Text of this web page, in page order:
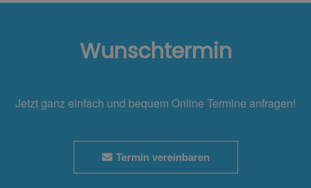
Wunschtermin
Jetzt ganz einfach und bequem Online Termine anfragen!
Termin vereinbaren